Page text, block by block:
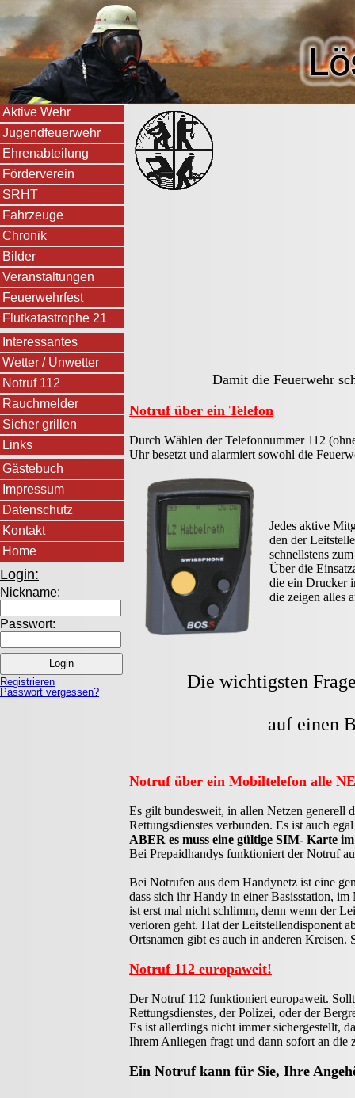
Aktive Wehr
Jugendfeuerwehr
Ehrenabteilung
Förderverein
SRHT
Fahrzeuge
Chronik
Bilder
Veranstaltungen
Feuerwehrfest
Flutkatastrophe 21
Interessantes
Wetter / Unwetter
Notruf 112
Rauchmelder
Sicher grillen
Links
Gästebuch
Impressum
Datenschutz
Kontakt
Home
Login:
Nickname:
Passwort:
Registrieren
Passwort vergessen?
Damit die Feuerwehr schnell
Notruf über ein Telefon
Durch Wählen der Telefonnummer 112
Uhr besetzt und alarmiert sowohl die
Jedes aktive
den der
schnellstens
Über die
die ein Drucker
die zeigen alles
Die wichtigsten
auf einen
Notruf über ein Mobiltelefon alle
Es gilt bundesweit, in allen Netzen generell
Rettungsdienstes verbunden. Es ist auch
ABER es muss eine gültige SIM- Karte
Bei Prepaidhandys funktioniert der Notruf
Bei Notrufen aus dem Handynetz ist eine
dass sich ihr Handy in einer Basisstation,
ist erst mal nicht schlimm, denn wenn der
verloren geht. Hat der Leitstellendisponent
Ortsnamen gibt es auch in anderen
Notruf 112 europaweit!
Der Notruf 112 funktioniert europaweit.
Rettungsdienstes, der Polizei, oder der
Es ist allerdings nicht immer sichergestellt,
Ihrem Anliegen fragt und dann sofort an die
Ein Notruf kann für Sie, Ihre